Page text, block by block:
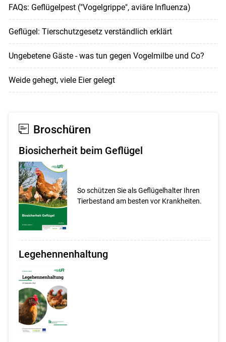
FAQs: Geflügelpest ("Vogelgrippe", aviäre Influenza)
Geflügel: Tierschutzgesetz verständlich erklärt
Ungebetene Gäste - was tun gegen Vogelmilbe und Co?
Weide gehegt, viele Eier gelegt
Broschüren
Biosicherheit beim Geflügel
So schützen Sie als Geflügelhalter Ihren
Tierbestand am besten vor Krankheiten.
Legehennenhaltung